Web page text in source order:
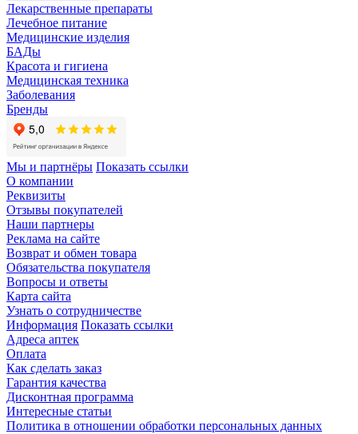
Лекарственные препараты
Лечебное питание
Медицинские изделия
БАДы
Красота и гигиена
Медицинская техника
Заболевания
Бренды
Мы и партнёры Показать ссылки
О компании
Реквизиты
Отзывы покупателей
Наши партнеры
Реклама на сайте
Возврат и обмен товара
Обязательства покупателя
Вопросы и ответы
Карта сайта
Узнать о сотрудничестве
Информация Показать ссылки
Адреса аптек
Оплата
Как сделать заказ
Гарантия качества
Дисконтная программа
Интересные статьи
Политика в отношении обработки персональных данных